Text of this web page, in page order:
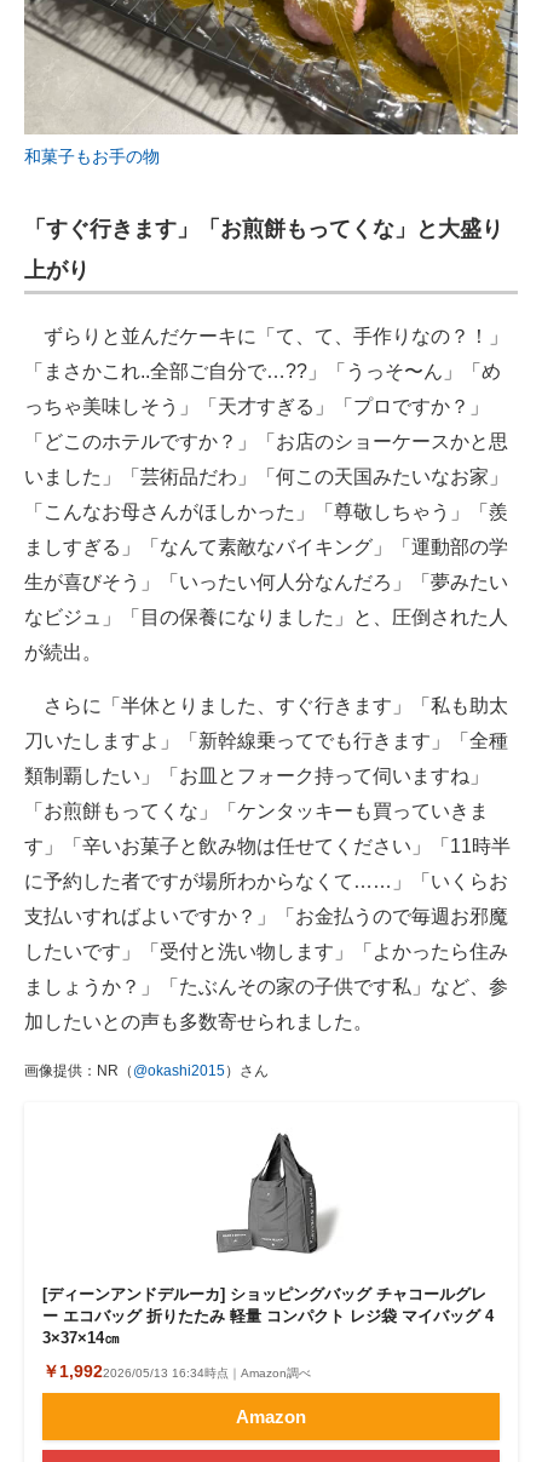
和菓子もお手の物
「すぐ行きます」「お煎餅もってくな」と大盛り
上がり
ずらりと並んだケーキに「て、て、手作りなの？！」
「まさかこれ..全部ご自分で…??」「うっそ〜ん」「め
っちゃ美味しそう」「天才すぎる」「プロですか？」
「どこのホテルですか？」「お店のショーケースかと思
いました」「芸術品だわ」「何この天国みたいなお家」
「こんなお母さんがほしかった」「尊敬しちゃう」「羨
ましすぎる」「なんて素敵なバイキング」「運動部の学
生が喜びそう」「いったい何人分なんだろ」「夢みたい
なビジュ」「目の保養になりました」と、圧倒された人
が続出。
さらに「半休とりました、すぐ行きます」「私も助太
刀いたしますよ」「新幹線乗ってでも行きます」「全種
類制覇したい」「お皿とフォーク持って伺いますね」
「お煎餅もってくな」「ケンタッキーも買っていきま
す」「辛いお菓子と飲み物は任せてください」「11時半
に予約した者ですが場所わからなくて……」「いくらお
支払いすればよいですか？」「お金払うので毎週お邪魔
したいです」「受付と洗い物します」「よかったら住み
ましょうか？」「たぶんその家の子供です私」など、参
加したいとの声も多数寄せられました。
画像提供：NR（ @okashi2015）さん
[ディーンアンドデルーカ] ショッピングバッグ チャコールグレ
ー エコバッグ 折りたたみ 軽量 コンパクト レジ袋 マイバッグ 4
3×37×14㎝
￥1,9922026/05/13 16:34時点｜Amazon調べ
Amazon